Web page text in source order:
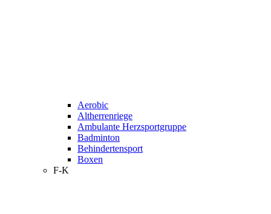
Aerobic
Altherrenriege
Ambulante Herzsportgruppe
Badminton
Behindertensport
Boxen
F-K